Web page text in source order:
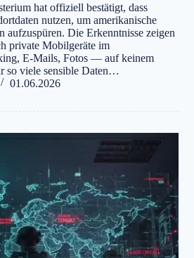
hat offiziell bestätigt, dass
nutzen, um amerikanische
Die Erkenntnisse zeigen
private Mobilgeräte im
E-Mails, Fotos — auf keinem
so viele sensible Daten…
01.06.2026